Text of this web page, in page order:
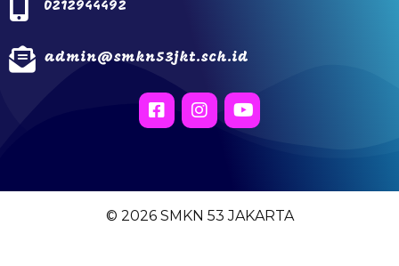
0212944492
admin@smkn53jkt.sch.id
© 2026 SMKN 53 JAKARTA